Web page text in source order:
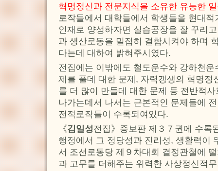
혁명정신과 전문지식을 소유한 유능한
로작들에서 대학들에서 학생들을 현대
인재로 양성하자면 실습공장을 잘 꾸리
과 생산로동을 밀접히 결합시켜야 하며
다는데 대하여 밝혀주시였다.
전집에는 이밖에도 철도운수와 강하천
제를 풀데 대한 문제, 자력갱생의 혁명정
를 더 많이 만들데 대한 문제 등 전반적
나가는데서 나서는 근본적인 문제들에
전적로작들이 수록되여있다.
《김일성전집》증보판 제３７권에 수록
행정에서 그 정당성과 진리성, 생활력이
서 조선로동당 제９차대회 결정관철에
과 고무를 더해주는 위력한 사상정신적